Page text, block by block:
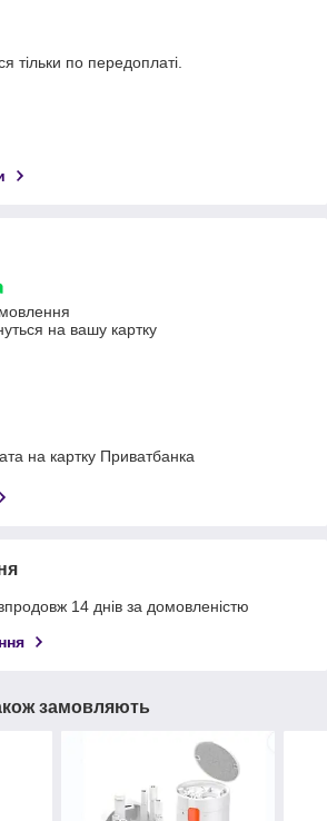
тільки по передоплаті.
на вашу картку
на картку Приватбанка
14 днів за домовленістю
замовляють